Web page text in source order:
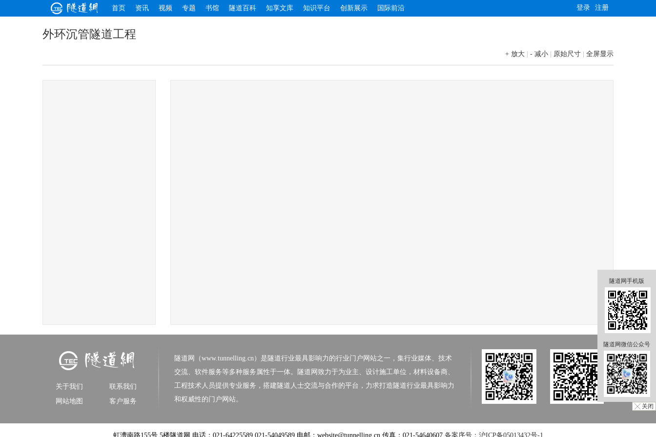
首页 资讯 视频 专题 书馆 隧道百科 知享文库 知识平台 创新展示 国际前沿 注册
登录
外环沉管隧道工程
+ 放大 - 减小 原始尺寸 全屏显示
关于我们
联系我们
网站地图
客户服务
隧道网（www.tunnelling.cn） 是隧道行业最具影响力的行业门户网站之一，集行业媒体、技术
交流、软件服务等多种服务属性于一体。隧道网致力于为业主、设计施工单位，材料设备商、
工程技术人员提供专业服务，搭建隧道人士交流与合作的平台，力求打造隧道行业最具影响力
和权威性的门户网站。
虹漕南路155号 5楼隧道网 电话：021-64225589 021-54049589 电邮：website@tunnelling.cn 传真：021-54640607 备案序号：沪ICP备05013432号-1
隧道网手机版
隧道网微信公众号
╳ 关闭